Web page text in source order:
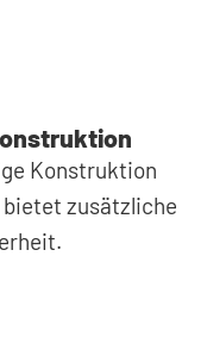
Konstruktion
zusätzliche